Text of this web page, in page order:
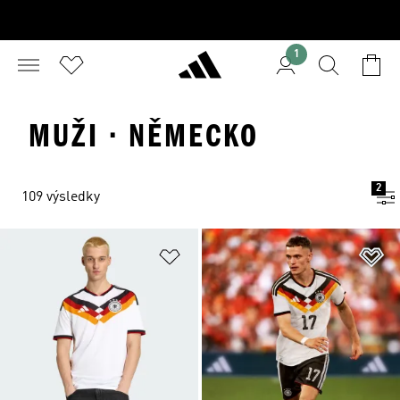
1
MUŽI · NĚMECKO
109 výsledky
2
Přidat do seznamu přání